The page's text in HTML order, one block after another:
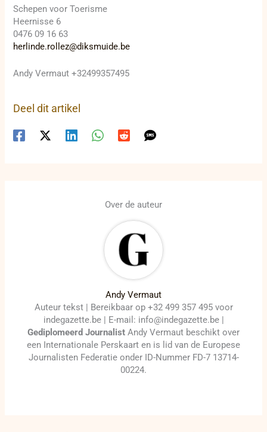
Schepen voor Toerisme
Heernisse 6
0476 09 16 63
herlinde.rollez@diksmuide.be
Andy Vermaut +32499357495
Deel dit artikel
Over de auteur
Andy Vermaut
Auteur tekst | Bereikbaar op +32 499 357 495 voor
indegazette.be | E-mail: info@indegazette.be |
Gediplomeerd Journalist Andy Vermaut beschikt over
een Internationale Perskaart en is lid van de Europese
Journalisten Federatie onder ID-Nummer FD-7 13714-
00224.